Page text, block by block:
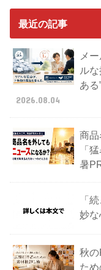
最近の記事
メ
ル
あ
2026.08.04
商品
「
暑
「
妙な
秋
た